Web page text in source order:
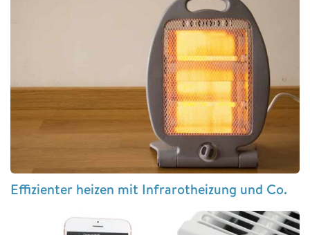
Effizienter heizen mit Infrarotheizung und Co.